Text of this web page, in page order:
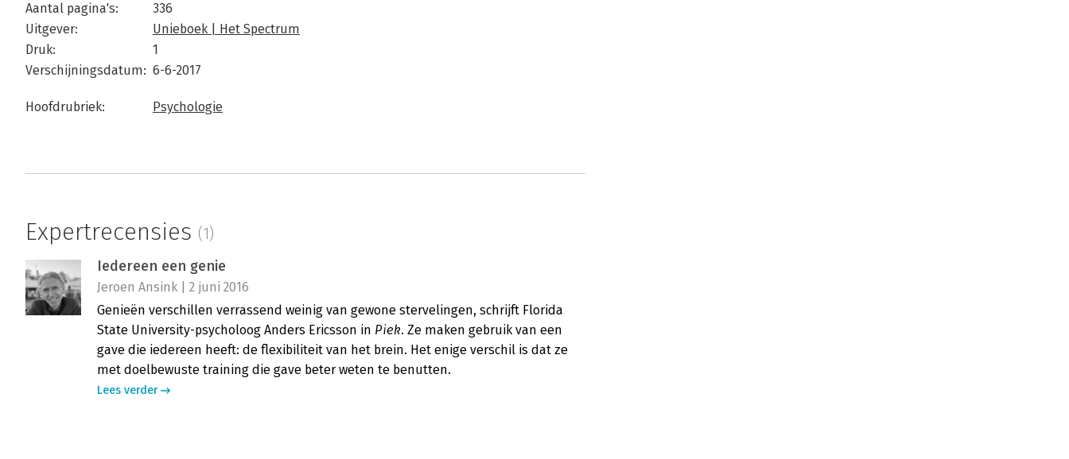
Aantal pagina's:
336
Uitgever:
Unieboek | Het Spectrum
Druk:
1
Verschijningsdatum: 6-6-2017
Hoofdrubriek: Psychologie
Expertrecensies (1)
Iedereen een genie
Jeroen Ansink | 2 juni 2016
Genieën verschillen verrassend weinig van gewone stervelingen, schrijft Florida
State University-psycholoog Anders Ericsson in Piek. Ze maken gebruik van een
gave die iedereen heeft: de flexibiliteit van het brein. Het enige verschil is dat ze
met doelbewuste training die gave beter weten te benutten.
Lees verder